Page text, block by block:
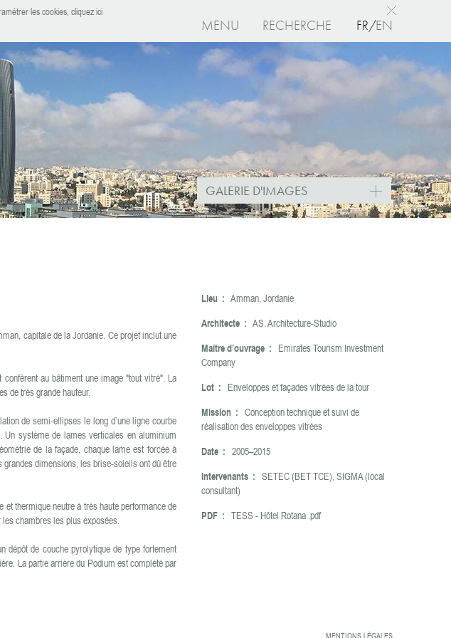
les cookies, cliquez ici
I
agree
MENU RECHERCHE FR EN
GALERIE D'IMAGES
Lieu : Amman, Jordanie
Architecte : AS. Architecture-Studio
Maître d’ouvrage : Emirates Tourism Investment
Company
Lot : Enveloppes et façades vitrées de la tour
Mission : Conception technique et suivi de
réalisation des enveloppes vitrées
Date : 2005–2015
Intervenants : SETEC (BET TCE), SIGMA (local
consultant)
PDF : TESS - Hôtel Rotana .pdf
capitale de la Jordanie. Ce projet inclut une
au bâtiment une image "tout vitré". La
de très grande hauteur.
de semi-ellipses le long d’une ligne courbe
système de lames verticales en aluminium
de la façade, chaque lame est forcée à
dimensions, les brise-soleils ont dû être
thermique neutre à très haute performance de
chambres les plus exposées.
dépôt de couche pyrolytique de type fortement
La partie arrière du Podium est complété par
MENTIONS LÉGALES